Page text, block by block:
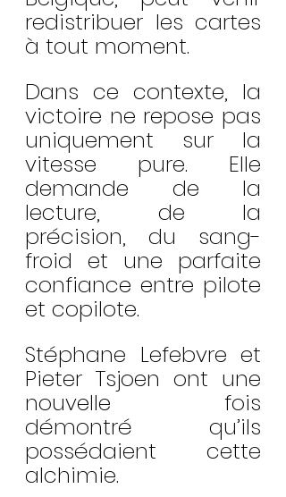
redistribuer les cartes
à tout moment.
Dans ce contexte, la
victoire ne repose pas
uniquement sur la
vitesse pure. Elle
demande de la
lecture, de la
précision, du sang-
froid et une parfaite
confiance entre pilote
et copilote.
Stéphane Lefebvre et
Pieter Tsjoen ont une
nouvelle fois
démontré qu’ils
possédaient cette
alchimie.